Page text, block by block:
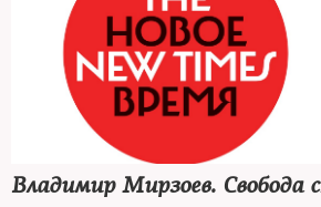
Владимир Мирзоев. Свобода